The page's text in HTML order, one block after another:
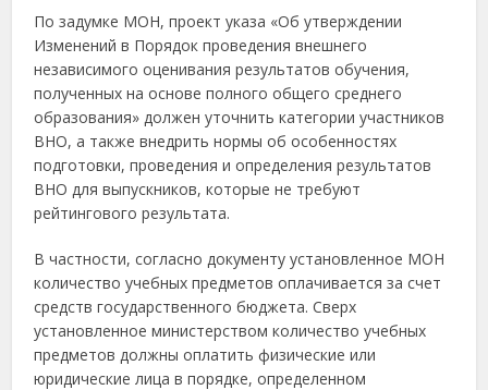
По задумке МОН, проект указа «Об утверждении
Изменений в Порядок проведения внешнего
независимого оценивания результатов обучения,
полученных на основе полного общего среднего
образования» должен уточнить категории участников
ВНО, а также внедрить нормы об особенностях
подготовки, проведения и определения результатов
ВНО для выпускников, которые не требуют
рейтингового результата.
В частности, согласно документу установленное МОН
количество учебных предметов оплачивается за счет
средств государственного бюджета. Сверх
установленное министерством количество учебных
предметов должны оплатить физические или
юридические лица в порядке, определенном